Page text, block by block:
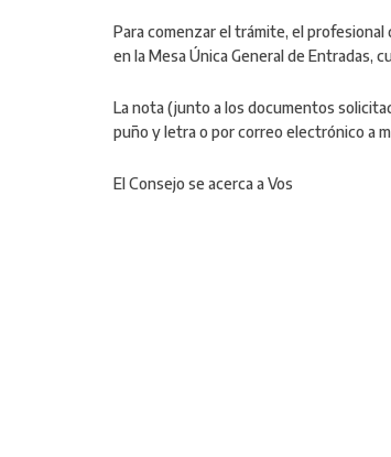
Para comenzar el trámite, el
en la Mesa Única General de Entradas,
La nota (junto a los documentos
puño y letra o por correo electrónico a
El Consejo se acerca a Vos